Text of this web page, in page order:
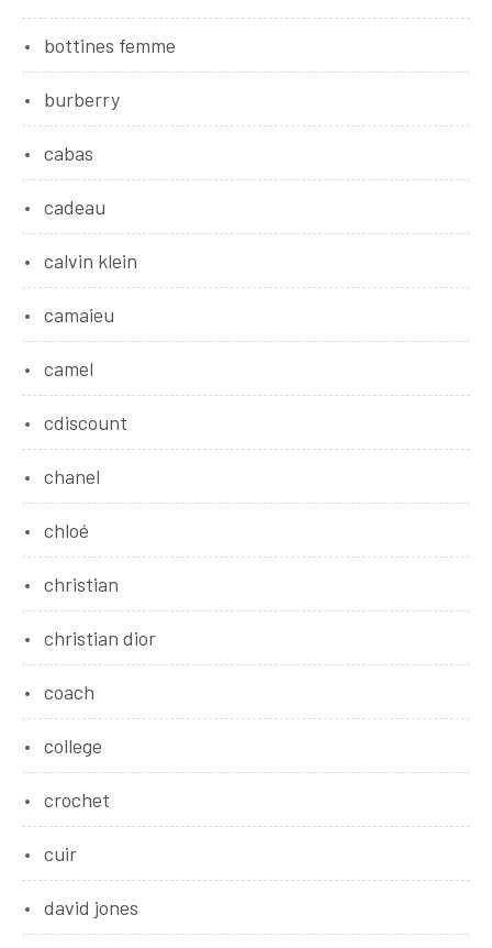
bottines femme
burberry
cabas
cadeau
calvin klein
camaieu
camel
cdiscount
chanel
chloé
christian
christian dior
coach
college
crochet
cuir
david jones